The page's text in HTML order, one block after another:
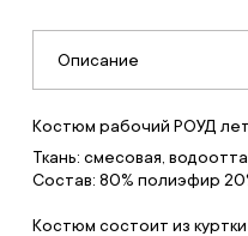
Описание
Костюм рабочий РОУД
Ткань: смесовая,
Состав: 80% полиэфир
Костюм состоит из